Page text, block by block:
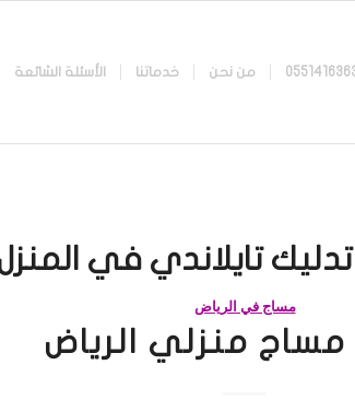
من نحن خدماتنا الأسئلة الشائعة
تدليك تايلاندي في المنزل
مساج في الرياض
منزلي الرياض